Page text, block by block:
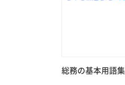
総務の基本用語集